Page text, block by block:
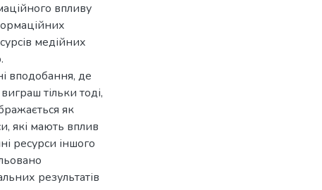
впливу
медійних
вподобання, де
тільки тоді,
як
які мають вплив
ресурси іншого
результатів